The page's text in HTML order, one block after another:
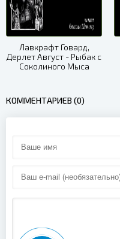
Лавкрафт Говард,
Дерлет Август - Рыбак с
Соколиного Мыса
КОММЕНТАРИЕВ (0)